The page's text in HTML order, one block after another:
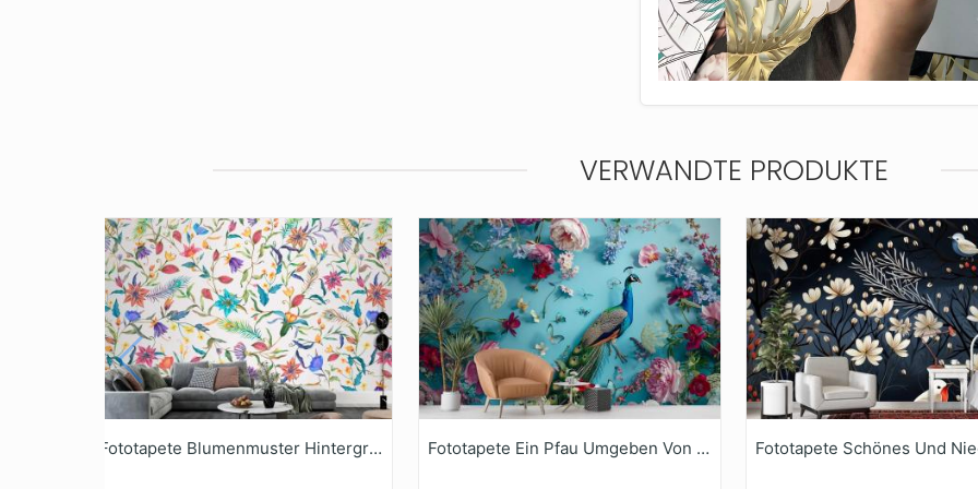
VERWANDTE PRODUKTE
Fototapete Blumenmuster Hintergrund Fototapete Ein Pfau Umgeben Von Blumen Und Schmetterlingen